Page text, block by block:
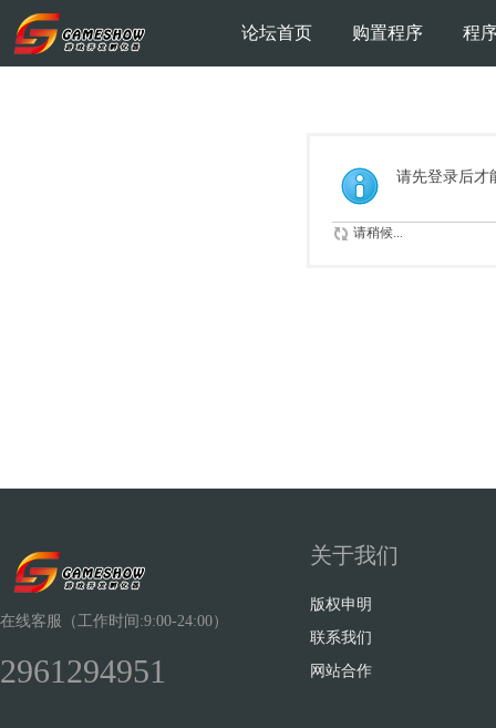
论坛首页 购置程序 程
请先登录后才
请稍候...
在线客服（工作时间:9:00-24:00）
2961294951
关于我们
版权申明
联系我们
网站合作